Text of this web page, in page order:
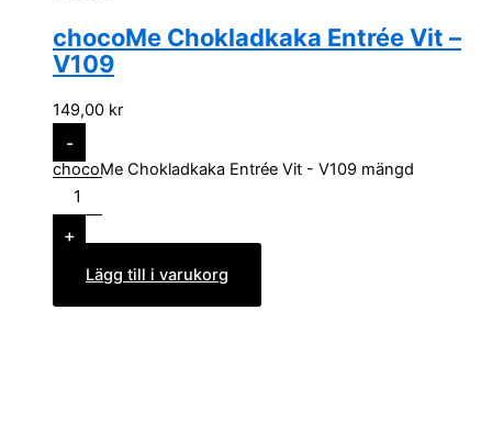
chocoMe Chokladkaka Entrée Vit –
V109
149,00 kr
-
chocoMe Chokladkaka Entrée Vit - V109 mängd
+
Lägg till i varukorg